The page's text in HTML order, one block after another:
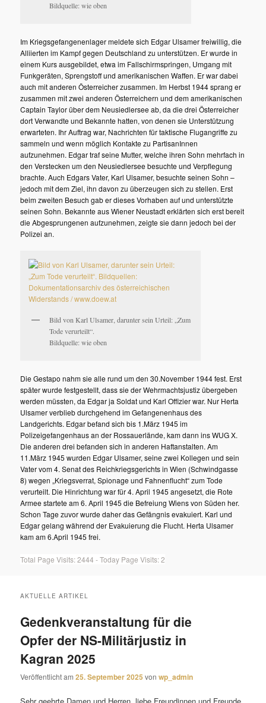
Bildquelle: wie oben
Im Kriegsgefangenenlager meldete sich Edgar Ulsamer freiwillig, die
Alliierten im Kampf gegen Deutschland zu unterstützen. Er wurde in
einem Kurs ausgebildet, etwa im Fallschirmspringen, Umgang mit
Funkgeräten, Sprengstoff und amerikanischen Waffen. Er war dabei
auch mit anderen Österreicher zusammen. Im Herbst 1944 sprang er
zusammen mit zwei anderen Österreichern und dem amerikanischen
Captain Taylor über dem Neusiedlersee ab, da die drei Österreicher
dort Verwandte und Bekannte hatten, von denen sie Unterstützung
erwarteten. Ihr Auftrag war, Nachrichten für taktische Flugangriffe zu
sammeln und wenn möglich Kontakte zu PartisanInnen
aufzunehmen. Edgar traf seine Mutter, welche ihren Sohn mehrfach in
den Verstecken um den Neusiedlersee besuchte und Verpflegung
brachte. Auch Edgars Vater, Karl Ulsamer, besuchte seinen Sohn –
jedoch mit dem Ziel, ihn davon zu überzeugen sich zu stellen. Erst
beim zweiten Besuch gab er dieses Vorhaben auf und unterstützte
seinen Sohn. Bekannte aus Wiener Neustadt erklärten sich erst bereit
die Abgesprungenen aufzunehmen, zeigte sie dann jedoch bei der
Polizei an.
Bild von Karl Ulsamer, darunter sein Urteil: „Zum
Tode verurteilt“.
Bildquelle: wie oben
Die Gestapo nahm sie alle rund um den 30.November 1944 fest. Erst
später wurde festgestellt, dass sie der Wehrmachtsjustiz übergeben
werden müssten, da Edgar ja Soldat und Karl Offizier war. Nur Herta
Ulsamer verblieb durchgehend im Gefangenenhaus des
Landgerichts. Edgar befand sich bis 1.März 1945 im
Polizeigefangenhaus an der Rossauerlände, kam dann ins WUG X.
Die anderen drei befanden sich in anderen Haftanstalten. Am
11.März 1945 wurden Edgar Ulsamer, seine zwei Kollegen und sein
Vater vom 4. Senat des Reichkriegsgerichts in Wien (Schwindgasse
8) wegen „Kriegsverrat, Spionage und Fahnenflucht“ zum Tode
verurteilt. Die Hinrichtung war für 4. April 1945 angesetzt, die Rote
Armee startete am 6. April 1945 die Befreiung Wiens von Süden her.
Schon Tage zuvor wurde daher das Gefängnis evakuiert. Karl und
Edgar gelang während der Evakuierung die Flucht. Herta Ulsamer
kam am 6.April 1945 frei.
Total Page Visits: 2444 - Today Page Visits: 2
AKTUELLE ARTIKEL
Gedenkveranstaltung für die
Opfer der NS-Militärjustiz in
Kagran 2025
Veröffentlicht am25. September 2025 vonwp_admin